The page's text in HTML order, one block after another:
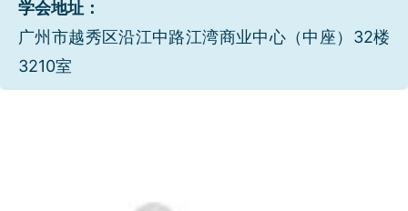
学会地址：
广州市越秀区沿江中路江湾商业中心（中座）32楼
3210室